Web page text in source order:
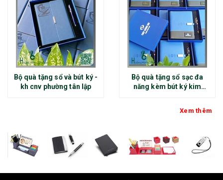
Bộ quà tặng sổ và bút ký -
kh cnv phường tân lập
Bộ quà tặng sổ sạc đa
năng kèm bút ký kim
Xem thêm